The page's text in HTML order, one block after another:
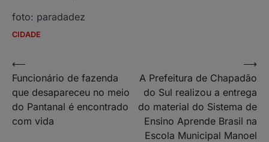
foto: paradadez
CIDADE
Navegação
de
Post
⟵
Funcionário de fazenda
que desapareceu no meio
do Pantanal é encontrado
com vida
A Prefeitura de Chapadão
do Sul realizou a entrega
do material do Sistema de
Ensino Aprende Brasil na
Escola Municipal Manoel
⟶